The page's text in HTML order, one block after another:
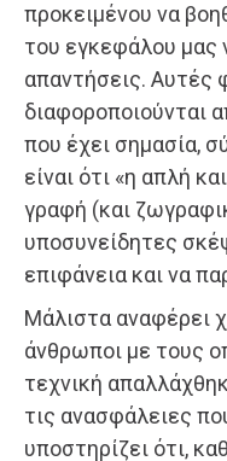
προκειμένου να
του εγκεφάλου μας
απαντήσεις. Αυτές
διαφοροποιούνται
που έχει σημασία,
είναι ότι «η απλή
γραφή (και
υποσυνείδητες
επιφάνεια και να
Μάλιστα αναφέρει
άνθρωποι με τους
τεχνική
τις ανασφάλειες
υποστηρίζει ότι,